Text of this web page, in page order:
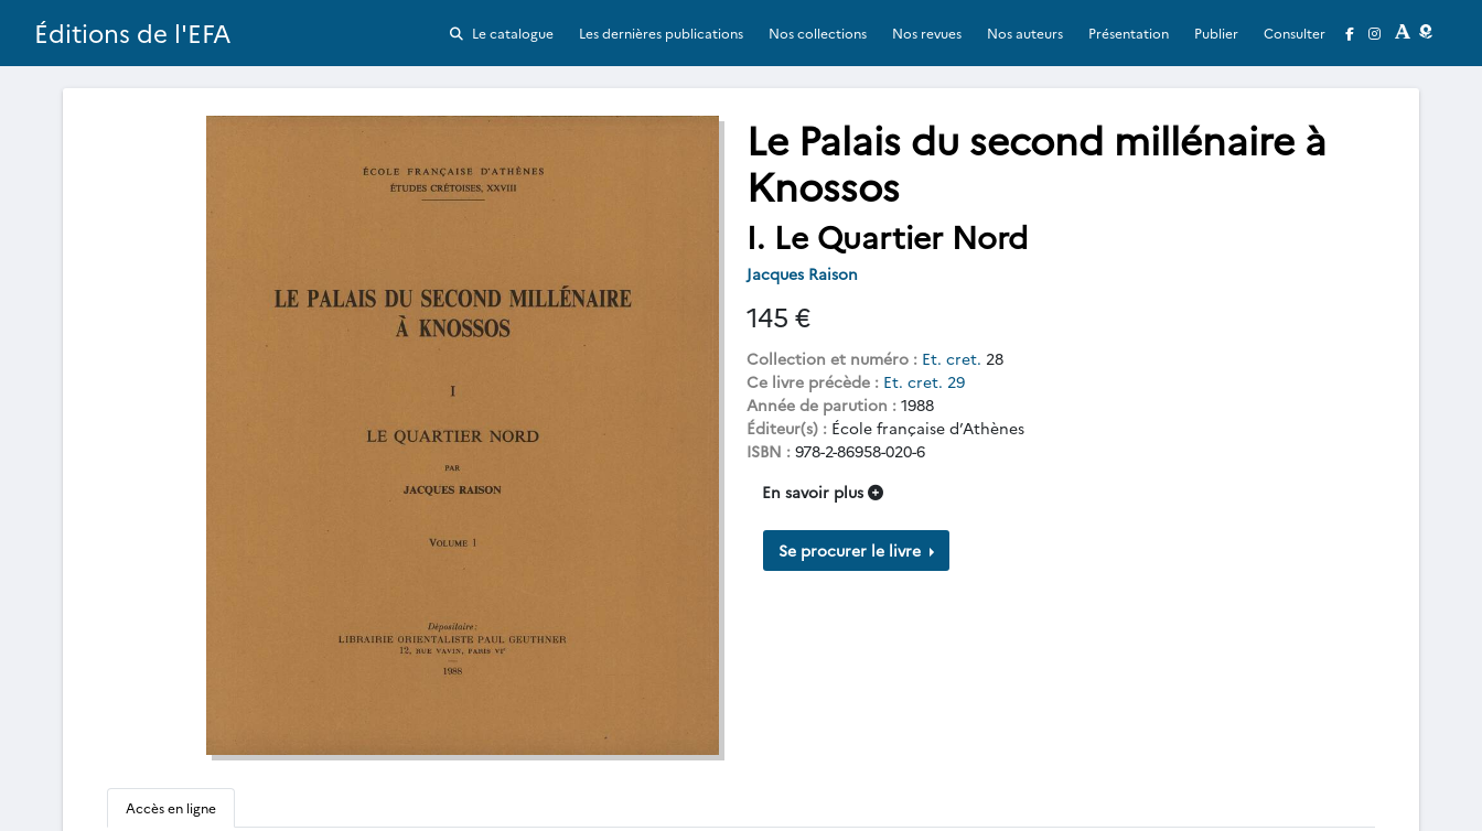
Éditions de l'EFA Le catalogue Les dernières publications Nos collections Nos revues Nos auteurs Présentation Publier Consulter
Le Palais du second millénaire à
Knossos
I. Le Quartier Nord
Jacques Raison
145 €
Collection et numéro : Et. cret. 28
Ce livre précède : Et. cret. 29
Année de parution : 1988
Éditeur(s) : École française d’Athènes
ISBN : 978-2-86958-020-6
En savoir plus
Se procurer le livre
Accès en ligne